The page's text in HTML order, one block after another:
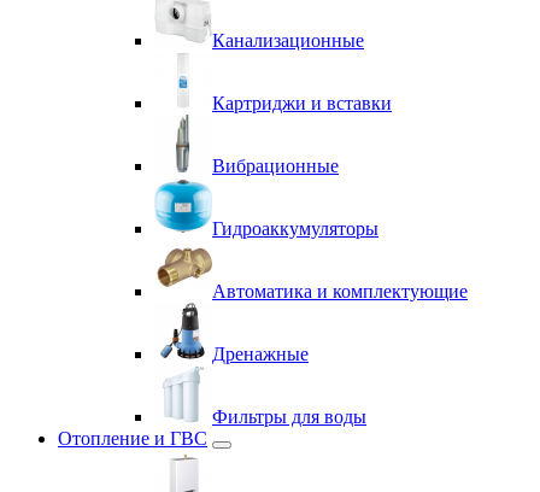
Канализационные
Картриджи и вставки
Вибрационные
Гидроаккумуляторы
Автоматика и комплектующие
Дренажные
Фильтры для воды
Отопление и ГВС